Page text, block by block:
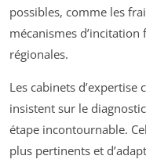
possibles, comme les
mécanismes
régionales.
Les cabinets
insistent sur le
étape incontournable.
plus pertinents et